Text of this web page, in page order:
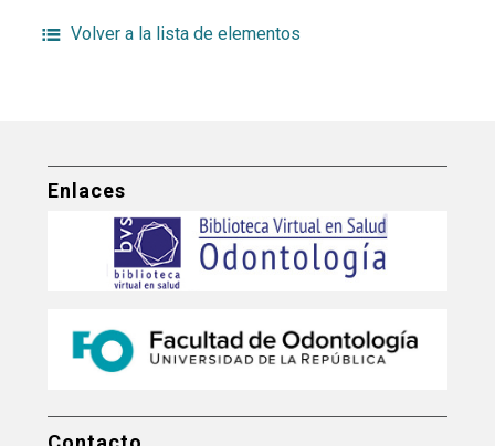
Volver a la lista de elementos
Enlaces